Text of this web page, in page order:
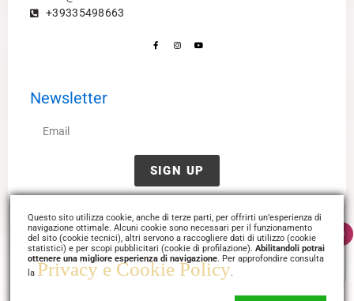
+39335498663
Facebook-
f
Newsletter
SIGN UP
Termini Disclaimer Privacy
0
Questo sito utilizza cookie, anche di terze parti, per offrirti un’esperienza di
navigazione ottimale. Alcuni cookie sono necessari per il funzionamento
del sito (cookie tecnici), altri servono a raccogliere dati di utilizzo (cookie
statistici) e per scopi pubblicitari (cookie di profilazione).Abilitandoli potrai
ottenere una migliore esperienza di navigazione. Per approfondire consulta
la Privacy e Cookie Policy.